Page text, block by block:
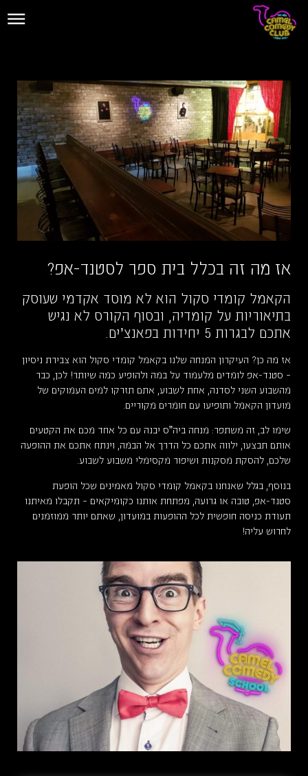
אז מה זה בכלל בית ספר לסטנד-אפ?
הקאמל קומדי סקול הוא לא מוסד אקדמי שעוסק
בתיאוריות על קומדיה, ובסוף הקורס לא נגיש
אתכם לבגרות 5 יחידות בפאנצ’ים.
אז מה כן? העיקרון המנחה שלנו בקאמל קומדי סקול הוא צבירת ניסיון
– סטנד-אפ לומדים מלעמוד על במה ולהופיע כמה שיותר! לכן, כבר
מהשבוע השני לסדנה, אחת לשבוע, אתם תזרקו למים העמוקים של
מועדון הקאמל ותופיעו עם חומרים מקוריים.
שימו לב, זה משתפר: מנחה ביה”ס יבנה עם כל אחד מכם את הקטעים
אותם תבצעו, ילווה אתכם כל הדרך אל הבמה, וינתח אתכם את ההופעה
שלכם, להסקת מסקנות ושיפור מקסימלי משבוע לשבוע.
בנוסף, בגלל שאנחנו בקאמל קומדי סקול מאמינים שכל הופעת
סטנד-אפ, טובה או גרועה, מפתחת אותנו כקומיקאים – תקבלו מאיתנו
תעודת כניסה חופשית לכל ההופעות במועדון, שאתם יותר ממוזמנים
לחרוש עליה!